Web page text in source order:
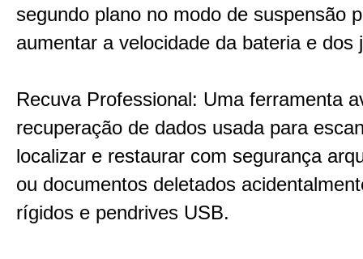
segundo plano no modo de suspensão
aumentar a velocidade da bateria e dos
Recuva Professional: Uma ferramenta
recuperação de dados usada para
localizar e restaurar com segurança
ou documentos deletados
rígidos e pendrives USB.